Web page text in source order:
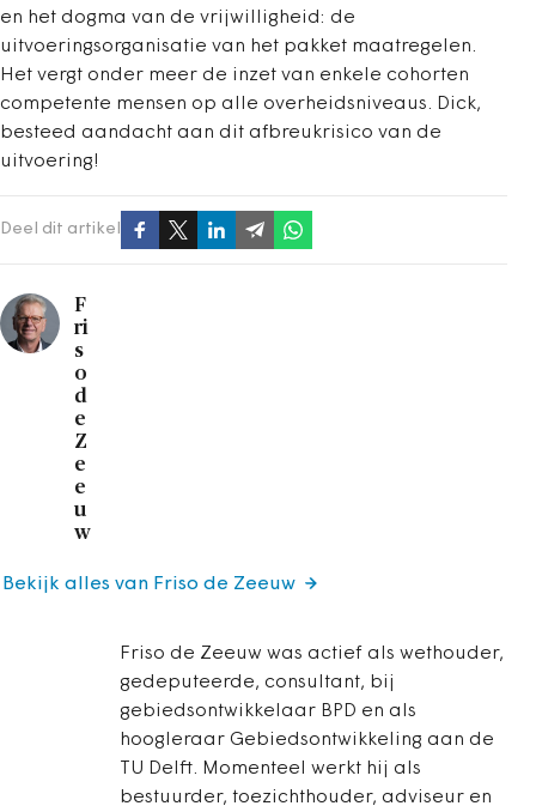
en het dogma van de vrijwilligheid: de
uitvoeringsorganisatie van het pakket maatregelen.
Het vergt onder meer de inzet van enkele cohorten
competente mensen op alle overheidsniveaus. Dick,
besteed aandacht aan dit afbreukrisico van de
uitvoering!
Deel dit artikel
F
ri
s
o
d
e
Z
e
e
u
w
Friso de Zeeuw was actief als wethouder,
gedeputeerde, consultant, bij
gebiedsontwikkelaar BPD en als
hoogleraar Gebiedsontwikkeling aan de
TU Delft. Momenteel werkt hij als
bestuurder, toezichthouder, adviseur en
Bekijk alles van Friso de Zeeuw